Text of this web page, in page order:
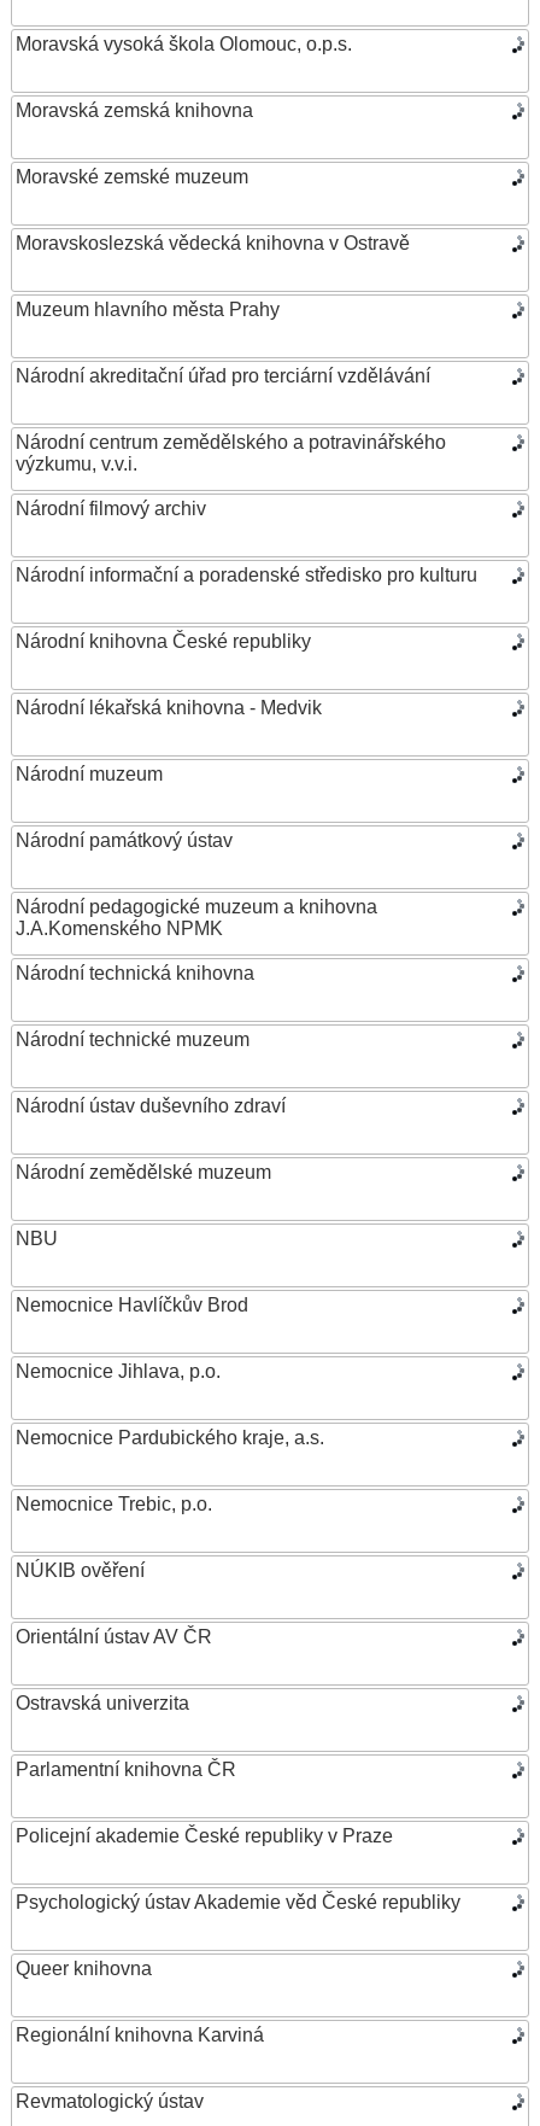
Moravská vysoká škola Olomouc, o.p.s.
Moravská zemská knihovna
Moravské zemské muzeum
Moravskoslezská vědecká knihovna v Ostravě
Muzeum hlavního města Prahy
Národní akreditační úřad pro terciární vzdělávání
Národní centrum zemědělského a potravinářského
výzkumu, v.v.i.
Národní filmový archiv
Národní informační a poradenské středisko pro kulturu
Národní knihovna České republiky
Národní lékařská knihovna - Medvik
Národní muzeum
Národní památkový ústav
Národní pedagogické muzeum a knihovna
J.A.Komenského NPMK
Národní technická knihovna
Národní technické muzeum
Národní ústav duševního zdraví
Národní zemědělské muzeum
NBU
Nemocnice Havlíčkův Brod
Nemocnice Jihlava, p.o.
Nemocnice Pardubického kraje, a.s.
Nemocnice Trebic, p.o.
NÚKIB ověření
Orientální ústav AV ČR
Ostravská univerzita
Parlamentní knihovna ČR
Policejní akademie České republiky v Praze
Psychologický ústav Akademie věd České republiky
Queer knihovna
Regionální knihovna Karviná
Revmatologický ústav